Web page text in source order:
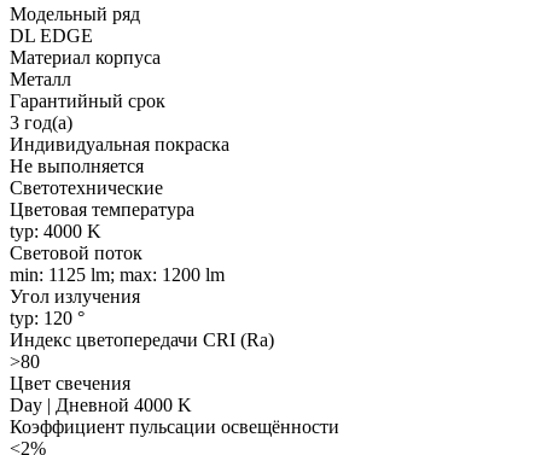
Модельный ряд
DL EDGE
Материал корпуса
Металл
Гарантийный срок
3 год(а)
Индивидуальная покраска
Не выполняется
Светотехнические
Цветовая температура
typ: 4000 K
Световой поток
min: 1125 lm; max: 1200 lm
Угол излучения
typ: 120 °
Индекс цветопередачи CRI (Ra)
>80
Цвет свечения
Day | Дневной 4000 K
Коэффициент пульсации освещённости
<2%